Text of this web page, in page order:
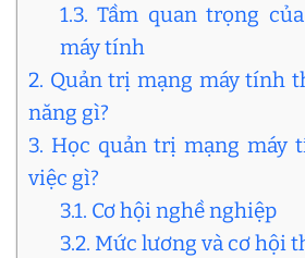
1.3. Tầm quan trọng
máy tính
2. Quản trị mạng máy tính
năng gì?
3. Học quản trị mạng máy
việc gì?
3.1. Cơ hội nghề nghiệp
3.2. Mức lương và cơ hội